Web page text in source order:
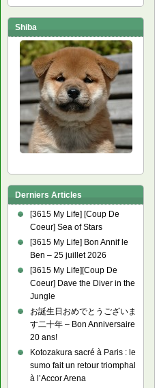
Shiba
Derniers Articles
[3615 My Life] [Coup De
Coeur] Sea of Stars
[3615 My Life] Bon Annif le
Ben – 25 juillet 2026
[3615 My Life][Coup De
Coeur] Dave the Diver in the
Jungle
お誕生日おめでとうございま
す二十年 – Bon Anniversaire
20 ans!
Kotozakura sacré à Paris : le
sumo fait un retour triomphal
à l’Accor Arena